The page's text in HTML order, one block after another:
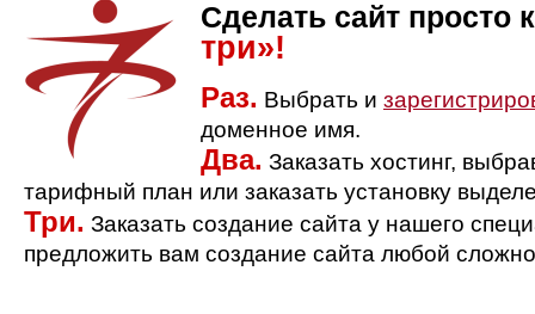
Сделать сайт просто
три»!
Раз. Выбрать и
доменное имя.
Два. Заказать хостинг,
тарифный план или заказать установку
Три. Заказать создание сайта у нашего
предложить вам создание сайта любой